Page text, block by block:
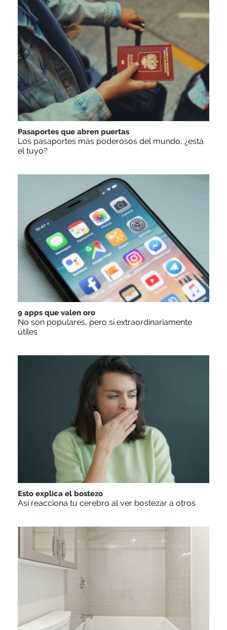
Pasaportes que abren puertas
Los pasaportes más poderosos del mundo, ¿está
el tuyo?
9 apps que valen oro
No son populares, pero sí extraordinariamente
útiles
Esto explica el bostezo
Así reacciona tu cerebro al ver bostezar a otros